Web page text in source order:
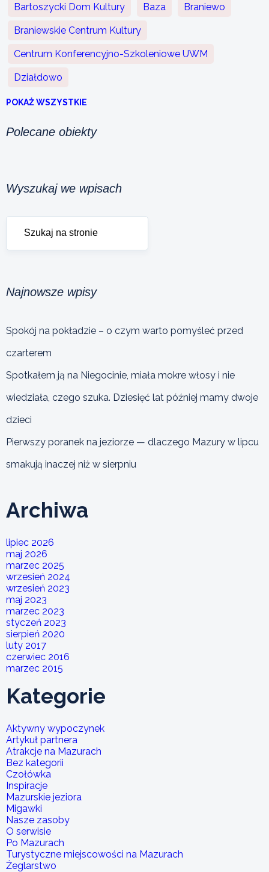
Bartoszycki Dom Kultury Baza Braniewo
Braniewskie Centrum Kultury
Centrum Konferencyjno-Szkoleniowe UWM
Działdowo
POKAŻ WSZYSTKIE
Polecane obiekty
Wyszukaj we wpisach
Najnowsze wpisy
Spokój na pokładzie – o czym warto pomyśleć przed
czarterem
Spotkałem ją na Niegocinie, miała mokre włosy i nie
wiedziała, czego szuka. Dziesięć lat później mamy dwoje
dzieci
Pierwszy poranek na jeziorze — dlaczego Mazury w lipcu
smakują inaczej niż w sierpniu
Archiwa
lipiec 2026
maj 2026
marzec 2025
wrzesień 2024
wrzesień 2023
maj 2023
marzec 2023
styczeń 2023
sierpień 2020
luty 2017
czerwiec 2016
marzec 2015
Kategorie
Aktywny wypoczynek
Artykuł partnera
Atrakcje na Mazurach
Bez kategorii
Czołówka
Inspiracje
Mazurskie jeziora
Migawki
Nasze zasoby
O serwisie
Po Mazurach
Turystyczne miejscowości na Mazurach
Żeglarstwo